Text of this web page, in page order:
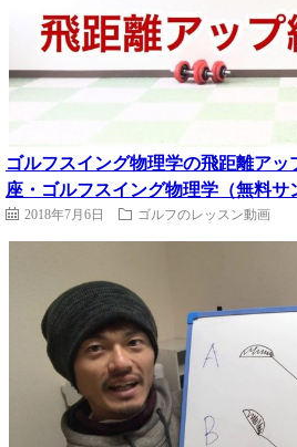
ゴルフスイング物理学の飛距離アッ
座・ゴルフスイング物理学（無料サ
2018年7月6日 ゴルフのレッスン動画